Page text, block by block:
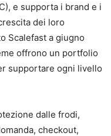
e supporta i brand e i
dei loro
Scalefast a giugno
offrono un portfolio
supportare ogni livello
dalle frodi,
checkout,